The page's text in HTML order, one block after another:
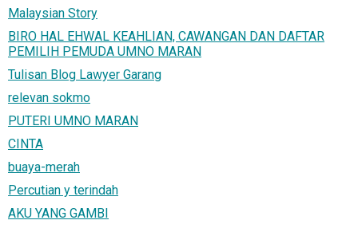
Malaysian Story
BIRO HAL EHWAL KEAHLIAN, CAWANGAN DAN DAFTAR
PEMILIH PEMUDA UMNO MARAN
Tulisan Blog Lawyer Garang
relevan sokmo
PUTERI UMNO MARAN
CINTA
buaya-merah
Percutian y terindah
AKU YANG GAMBI